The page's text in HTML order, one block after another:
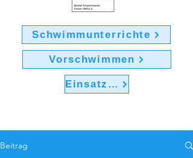
Schwimmunterrichte
Vorschwimmen
Einsatz im Verein
Beitrag